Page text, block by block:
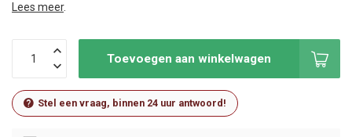
Lees meer.
Toevoegen aan winkelwagen
Stel een vraag, binnen 24 uur antwoord!